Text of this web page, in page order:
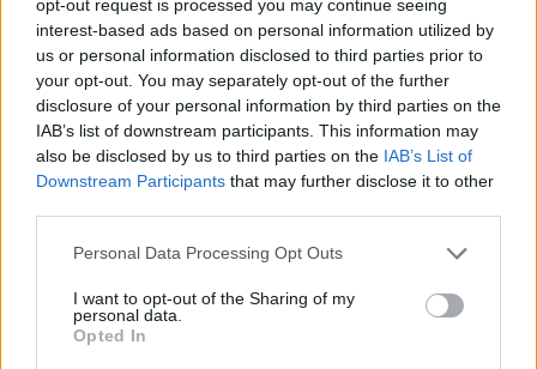
opt-out request is processed you may continue seeing
interest-based ads based on personal information utilized by
us or personal information disclosed to third parties prior to
your opt-out. You may separately opt-out of the further
disclosure of your personal information by third parties on the
IAB’s list of downstream participants. This information may
also be disclosed by us to third parties on the IAB’s List of
Downstream Participants that may further disclose it to other
Personal Data Processing Opt Outs
I want to opt-out of the Sharing of my
personal data.
Opted In